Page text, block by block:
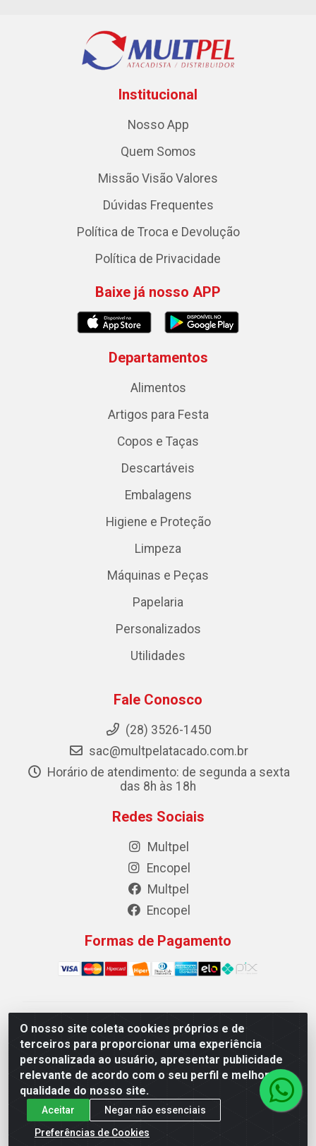
O nosso site coleta cookies próprios e de
terceiros para proporcionar uma experiência
personalizada ao usuário, apresentar publicidade
relevante de acordo com o seu perfil e melhorar a
qualidade do nosso site.
Aceitar
Negar não essenciais
Preferências de Cookies
Institucional
Nosso App
Quem Somos
Missão Visão Valores
Dúvidas Frequentes
Política de Troca e Devolução
Política de Privacidade
Baixe já nosso APP
Departamentos
Alimentos
Artigos para Festa
Copos e Taças
Descartáveis
Embalagens
Higiene e Proteção
Limpeza
Máquinas e Peças
Papelaria
Personalizados
Utilidades
Fale Conosco
(28) 3526-1450
sac@multpelatacado.com.br
Horário de atendimento: de segunda a sexta
das 8h às 18h
Redes Sociais
Multpel
Encopel
Multpel
Encopel
Formas de Pagamento
Multpel Comercio de Papeis e Embalagens LTDA - Rua
Antônio Pedro Carleto, 56 – Vila Rica, Cachoeiro de
Itapemirim/ES -CEP 29301-200 - CNPJ
02.262.785/0001-04